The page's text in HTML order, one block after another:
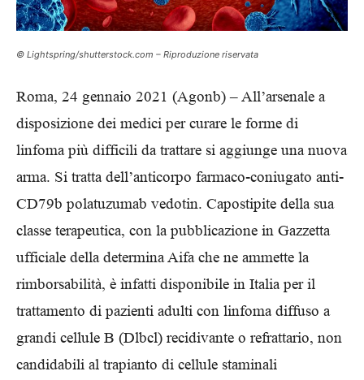
© Lightspring/shutterstock.com – Riproduzione riservata
Roma, 24 gennaio 2021 (Agonb) – All’arsenale a
disposizione dei medici per curare le forme di
linfoma più difficili da trattare si aggiunge una nuova
arma. Si tratta dell’anticorpo farmaco-coniugato anti-
CD79b polatuzumab vedotin. Capostipite della sua
classe terapeutica, con la pubblicazione in Gazzetta
ufficiale della determina Aifa che ne ammette la
rimborsabilità, è infatti disponibile in Italia per il
trattamento di pazienti adulti con linfoma diffuso a
grandi cellule B (Dlbcl) recidivante o refrattario, non
candidabili al trapianto di cellule staminali